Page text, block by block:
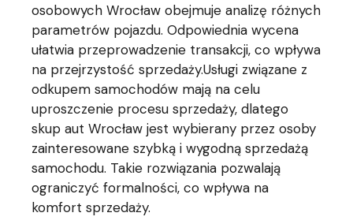
osobowych Wrocław obejmuje analizę różnych
parametrów pojazdu. Odpowiednia wycena
ułatwia przeprowadzenie transakcji, co wpływa
na przejrzystość sprzedaży.Usługi związane z
odkupem samochodów mają na celu
uproszczenie procesu sprzedaży, dlatego
skup aut Wrocław jest wybierany przez osoby
zainteresowane szybką i wygodną sprzedażą
samochodu. Takie rozwiązania pozwalają
ograniczyć formalności, co wpływa na
komfort sprzedaży.